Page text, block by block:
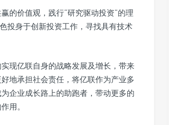
的价值观，践行“研究驱动投资”的理
投身于创新投资工作，寻找具有技术
现亿联自身的战略发展及增长，带来
地承担社会责任，将亿联作为产业多
企业成长路上的助跑者，带动更多的
用。